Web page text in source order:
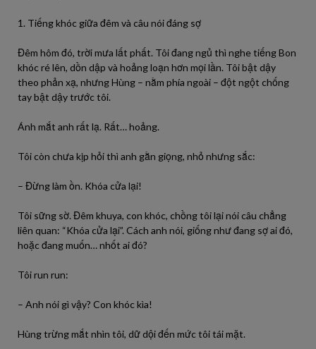
1. Tiếng khóc giữa đêm và câu nói đáng sợ
Đêm hôm đó, trời mưa lất phất. Tôi đang ngủ thì nghe tiếng Bon
khóc ré lên, dồn dập và hoảng loạn hơn mọi lần. Tôi bật dậy
theo phản xạ, nhưng Hùng – nằm phía ngoài – đột ngột chống
tay bật dậy trước tôi.
Ánh mắt anh rất lạ. Rất… hoảng.
Tôi còn chưa kịp hỏi thì anh gằn giọng, nhỏ nhưng sắc:
– Đừng làm ồn. Khóa cửa lại!
Tôi sững sờ. Đêm khuya, con khóc, chồng tôi lại nói câu chẳng
liên quan: “Khóa cửa lại”. Cách anh nói, giống như đang sợ ai đó,
hoặc đang muốn… nhốt ai đó?
Tôi run run:
– Anh nói gì vậy? Con khóc kìa!
Hùng trừng mắt nhìn tôi, dữ dội đến mức tôi tái mặt.